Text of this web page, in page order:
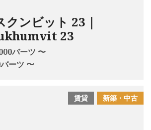
クンビット 23｜
23
バーツ 〜
ーツ 〜
新築・中古
賃貸